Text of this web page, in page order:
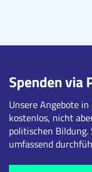
Spenden via
Unsere Angebote
kostenlos, nicht
politischen
umfassend